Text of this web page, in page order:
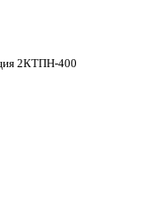
2КТПН-400